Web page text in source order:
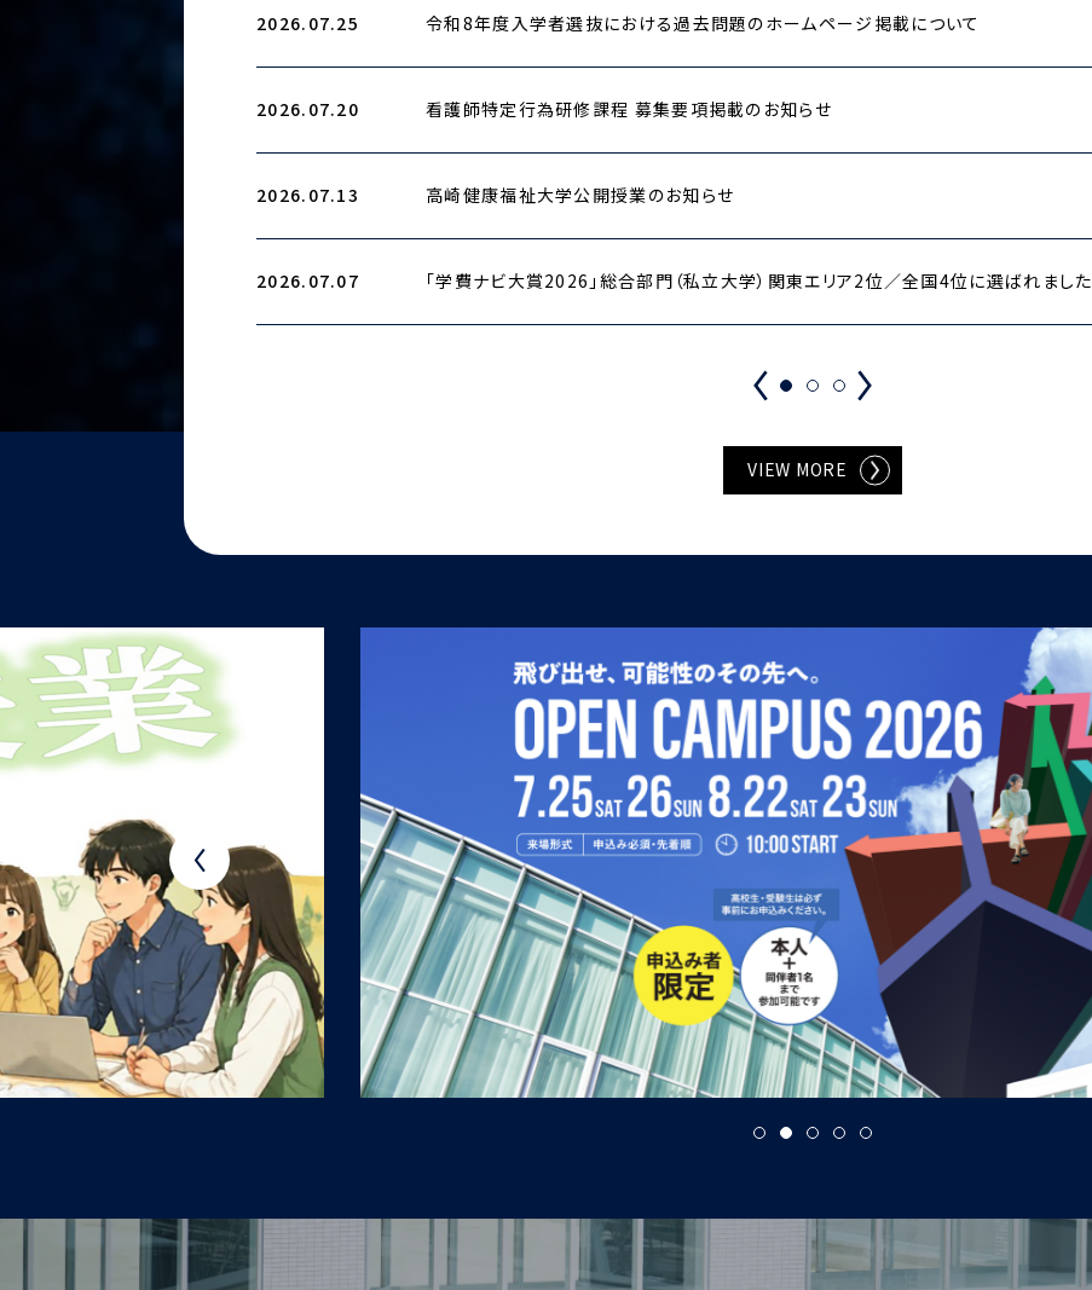
2026.07.25 令和8年度入学者選抜における過去問題のホームページ掲載について
2026.07.20 看護師特定行為研修課程 募集要項掲載のお知らせ
2026.07.13 高崎健康福祉大学公開授業のお知らせ
2026.07.07 「学費ナビ大賞2026」総合部門（私立大学）関東エリア2位／全国4位に選ばれました
VIEW MORE